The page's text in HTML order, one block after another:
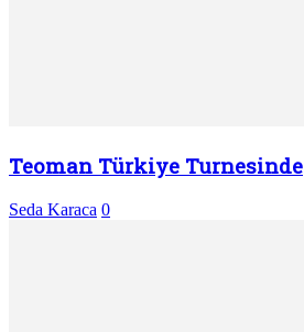
Teoman Türkiye Turnesinde
Seda Karaca 0